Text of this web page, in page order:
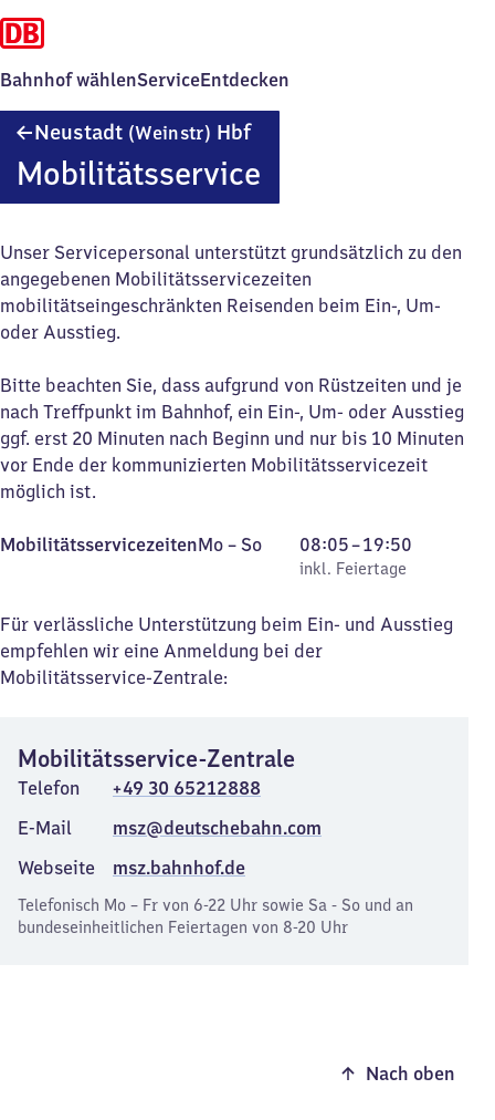
Bahnhof wählenServiceEntdecken
Neustadt (Weinstr) HbfNeustadt
Hauptbahnhof
Mobilitätsservice
Unser Servicepersonal unterstützt grundsätzlich zu den
angegebenen Mobilitätsservicezeiten
mobilitätseingeschränkten Reisenden beim Ein-, Um-
oder Ausstieg.
Bitte beachten Sie, dass aufgrund von Rüstzeiten und je
nach Treffpunkt im Bahnhof, ein Ein-, Um- oder Ausstieg
ggf. erst 20 Minuten nach Beginn und nur bis 10 Minuten
vor Ende der kommunizierten Mobilitätsservicezeit
möglich ist.
MobilitätsservicezeitenMontag
Mo – So,
inkl. Feiertage
08:05–19:50
Von
8
5
bis
inkl. Feiertage
Für verlässliche Unterstützung beim Ein- und Ausstieg
empfehlen wir eine Anmeldung bei der
Mobilitätsservice-Zentrale:
Mobilitätsservice-Zentrale
Telefon
+49 30 65212888
E-Mail
msz@deutschebahn.com
Webseite
msz.bahnhof.de
Telefonisch Mo – Fr von 6-22 Uhr sowie Sa - So und an
bundeseinheitlichen Feiertagen von 8-20 Uhr
Nach oben